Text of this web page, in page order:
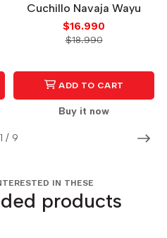
1 / 9
Cuchillo Navaja Wayu
$16.990
$18.990
ADD TO CART
Buy it now
IN THESE
products